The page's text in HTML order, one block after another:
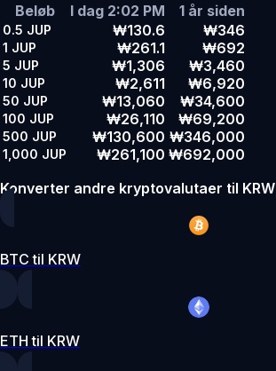
Beløb
I dag 2:02 PM 1 år siden
0.5 JUP ₩130.6 ₩346
1 JUP ₩261.1 ₩692
5 JUP ₩1,306 ₩3,460
10 JUP ₩2,611 ₩6,920
50 JUP ₩13,060 ₩34,600
100 JUP ₩26,110 ₩69,200
500 JUP ₩130,600 ₩346,000
1,000 JUP ₩261,100 ₩692,000
Konverter andre kryptovalutaer til KRW
BTC til KRW
ETH til KRW